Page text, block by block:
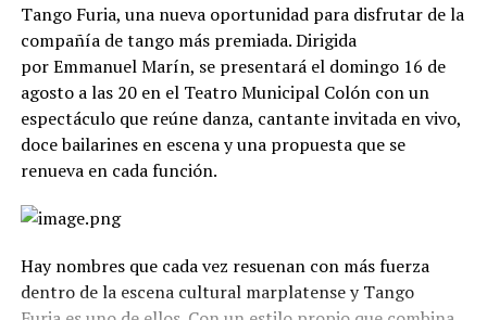
Tango Furia, una nueva oportunidad para disfrutar de la
compañía de tango más premiada. Dirigida
por Emmanuel Marín, se presentará el domingo 16 de
agosto a las 20 en el Teatro Municipal Colón con un
espectáculo que reúne danza, cantante invitada en vivo,
doce bailarines en escena y una propuesta que se
renueva en cada función.
Hay nombres que cada vez resuenan con más fuerza
dentro de la escena cultural marplatense y Tango